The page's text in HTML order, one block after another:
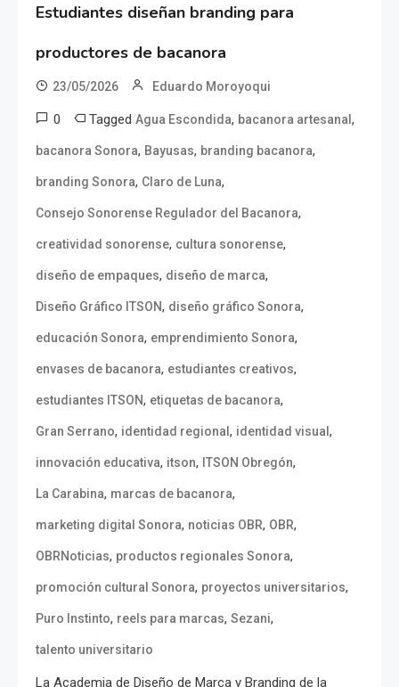
Estudiantes diseñan branding para
productores de bacanora
23/05/2026 Eduardo Moroyoqui
0 Tagged Agua Escondida, bacanora artesanal ,
bacanora Sonora, Bayusas, branding bacanora,
branding Sonora, Claro de Luna,
Consejo Sonorense Regulador del Bacanora,
creatividad sonorense, cultura sonorense,
diseño de empaques, diseño de marca,
Diseño Gráfico ITSON, diseño gráfico Sonora,
educación Sonora, emprendimiento Sonora,
envases de bacanora, estudiantes creativos,
estudiantes ITSON, etiquetas de bacanora,
Gran Serrano, identidad regional , identidad visual ,
innovación educativa, itson, ITSON Obregón,
La Carabina, marcas de bacanora,
marketing digital Sonora, noticias OBR, OBR,
OBRNoticias, productos regionales Sonora,
promoción cultural Sonora, proyectos universitarios,
Puro Instinto, reels para marcas, Sezani,
talento universitario
La Academia de Diseño de Marca y Branding de la